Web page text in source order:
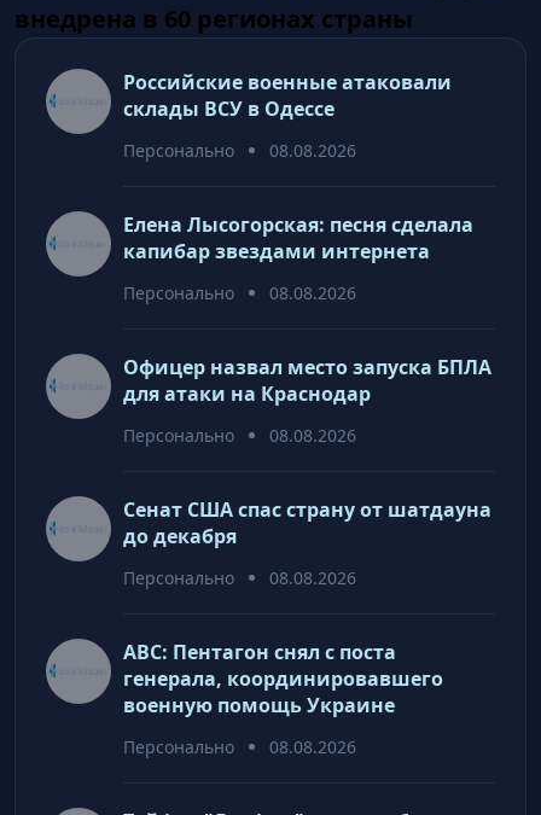
внедрена в 60 регионах страны
Российские военные атаковали
склады ВСУ в Одессе
Персонально 08.08.2026
Елена Лысогорская: песня сделала
капибар звездами интернета
Персонально 08.08.2026
Офицер назвал место запуска БПЛА
для атаки на Краснодар
Персонально 08.08.2026
Сенат США спас страну от шатдауна
до декабря
Персонально 08.08.2026
ABC: Пентагон снял с поста
генерала, координировавшего
военную помощь Украине
Персонально 08.08.2026